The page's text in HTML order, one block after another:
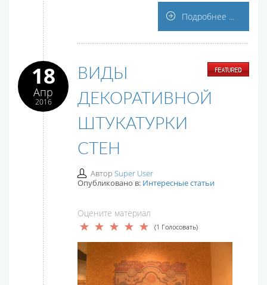
Подробнее ...
18
Апр
2016
ВИДЫ
ДЕКОРАТИВНОЙ
ШТУКАТУРКИ
СТЕН
Автор Super User
Опубликовано в: Интересные статьи
Оцените материал
(1 Голосовать)